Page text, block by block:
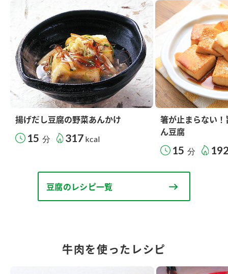
揚げだし豆腐の野菜あんかけ
15 分 317 kcal
箸が止まらない
ん豆腐
15 分
豆腐のレシピ一覧
牛肉を使ったレシピ